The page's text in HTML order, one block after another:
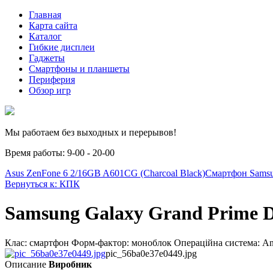
Главная
Карта сайта
Каталог
Гибкие дисплеи
Гаджеты
Смартфоны и планшеты
Периферия
Обзор игр
Мы работаем без выходных и перерывов!
Время работы: 9-00 - 20-00
Asus ZenFone 6 2/16GB A601CG (Charcoal Black)Смартфон
Вернуться к: КПК
Samsung Galaxy Grand Prime
Клас: смартфон Форм-фактор: моноблок Операційна система:
pic_56ba0e37e0449.jpg
Описание Виробник